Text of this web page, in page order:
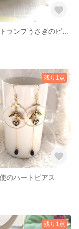
残り1点
のハートピアス
残り1点